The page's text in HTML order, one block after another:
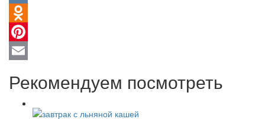
VK
Odnoklassniki
Pinterest
Рекомендуем посмотреть